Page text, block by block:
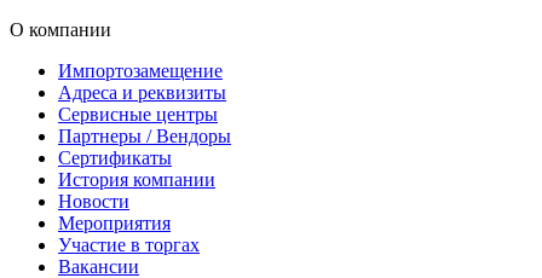
О компании
Импортозамещение
Адреса и реквизиты
Сервисные центры
Партнеры / Вендоры
Сертификаты
История компании
Новости
Мероприятия
Участие в торгах
Вакансии